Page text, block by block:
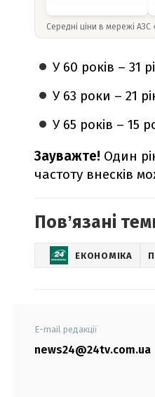
Середні ціни в мережі АЗС
У 60 років – 31
У 63 роки – 21
У 65 років – 15
Зауважте! Один
частоту внесків
Повʼязані
ЕКОНОМІКА
E-mail редакції
news24@24tv.com.ua